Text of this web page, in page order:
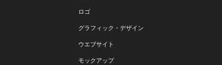
ロゴ
グラフィック・デザイン
ウエブサイト
モックアップ